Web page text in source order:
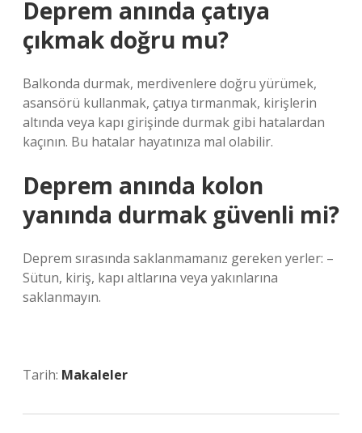
Deprem anında çatıya
çıkmak doğru mu?
Balkonda durmak, merdivenlere doğru yürümek,
asansörü kullanmak, çatıya tırmanmak, kirişlerin
altında veya kapı girişinde durmak gibi hatalardan
kaçının. Bu hatalar hayatınıza mal olabilir.
Deprem anında kolon
yanında durmak güvenli mi?
Deprem sırasında saklanmamanız gereken yerler: –
Sütun, kiriş, kapı altlarına veya yakınlarına
saklanmayın.
Tarih: Makaleler